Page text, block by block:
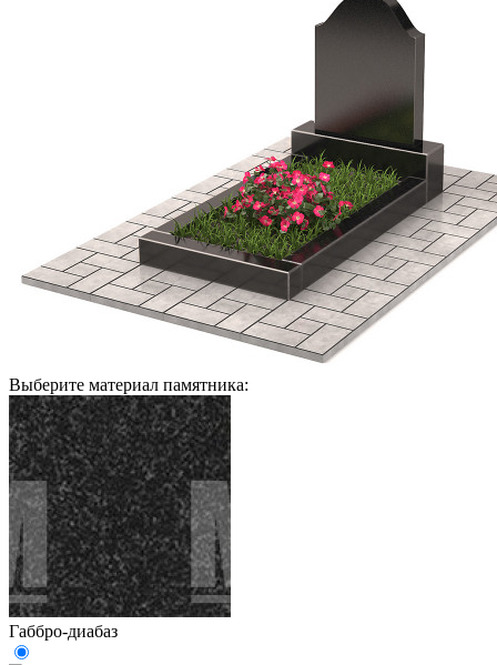
Выберите материал памятника:
Габбро-диабаз